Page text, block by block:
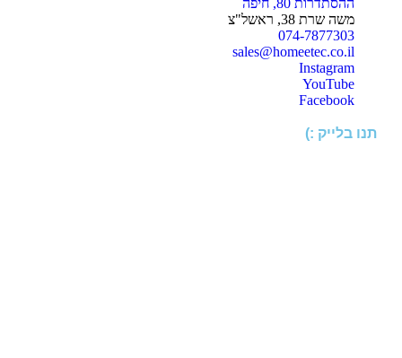
משה שרת 38, ראשל"צ
074-7877303
sales@homeetec.co.il
Instagram
YouTube
Facebook
תנו בלייק :)